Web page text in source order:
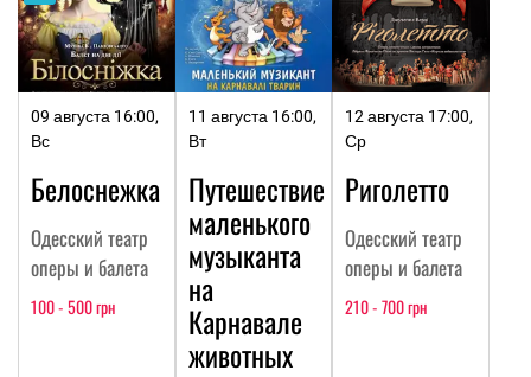
09 августа 16:00,
Вс
Белоснежка
Одесский театр
оперы и балета
100 - 500 грн
11 августа 16:00,
Вт
Путешествие
маленького
музыканта
на
Карнавале
животных
12 августа 17:00,
Ср
Риголетто
Одесский театр
оперы и балета
210 - 700 грн